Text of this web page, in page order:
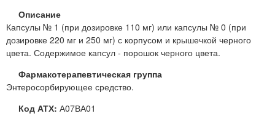
Описание
Капсулы № 1 (при дозировке 110 мг) или капсулы № 0 (при
дозировке 220 мг и 250 мг) с корпусом и крышечкой черного
цвета. Содержимое капсул - порошок черного цвета.
Фармакотерапевтическая группа
Энтеросорбирующее средство.
Код АТХ: А07ВА01